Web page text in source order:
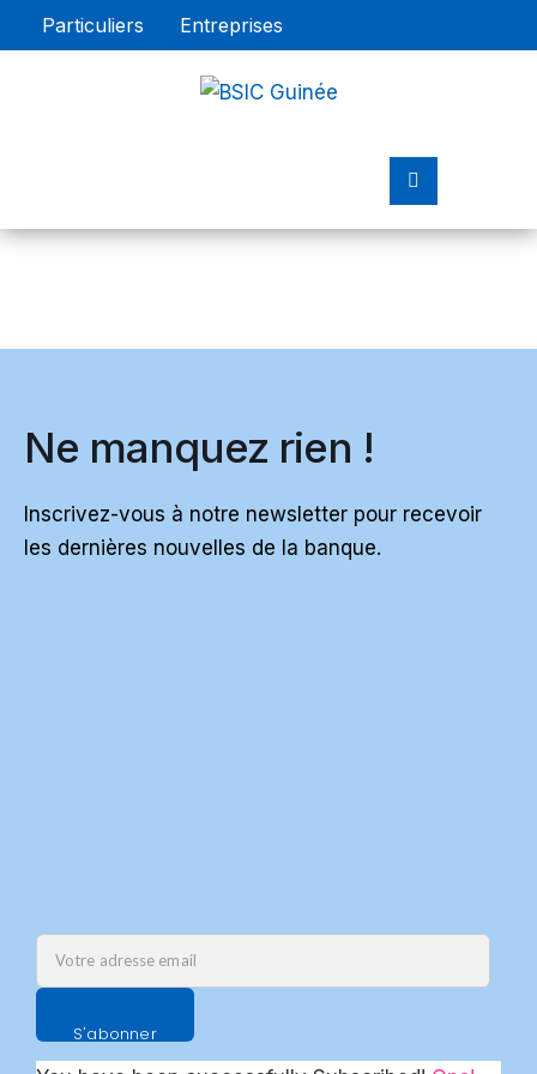
Particuliers Entreprises
Ne manquez rien !
Inscrivez-vous à notre newsletter pour recevoir
les dernières nouvelles de la banque.
S'abonner